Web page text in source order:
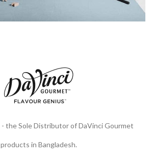
- the Sole Distributor of DaVinci Gourmet
products in Bangladesh.